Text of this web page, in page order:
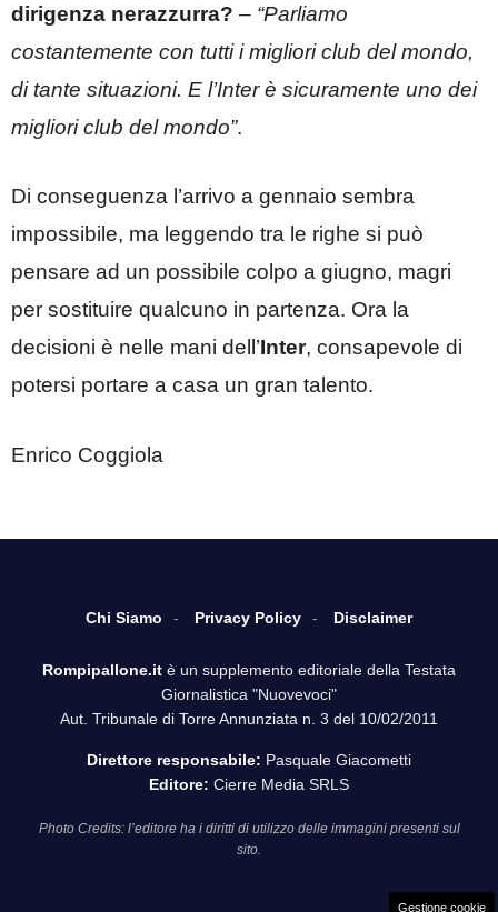
dirigenza nerazzurra? – “Parliamo
costantemente con tutti i migliori club del mondo,
di tante situazioni. E l’Inter è sicuramente uno dei
migliori club del mondo”.
Di conseguenza l’arrivo a gennaio sembra
impossibile, ma leggendo tra le righe si può
pensare ad un possibile colpo a giugno, magri
per sostituire qualcuno in partenza. Ora la
decisioni è nelle mani dell’Inter, consapevole di
potersi portare a casa un gran talento.
Enrico Coggiola
Chi Siamo Privacy Policy Disclaimer
Rompipallone.it è un supplemento editoriale della Testata
Giornalistica "Nuovevoci"
Aut. Tribunale di Torre Annunziata n. 3 del 10/02/2011
Direttore responsabile: Pasquale Giacometti
Editore: Cierre Media SRLS
Photo Credits: l’editore ha i diritti di utilizzo delle immagini presenti sul
sito.
Gestione cookie